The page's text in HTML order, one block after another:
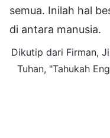
semua. Inilah hal
di antara manusia.
Dikutip dari Firman,
Tuhan, "Tahukah